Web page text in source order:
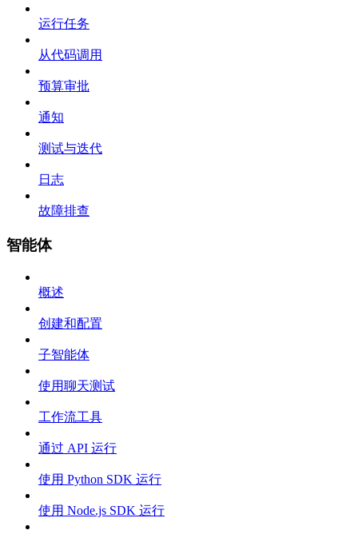
运行任务
从代码调用
预算审批
通知
测试与迭代
日志
故障排查
智能体
概述
创建和配置
子智能体
使用聊天测试
工作流工具
通过 API 运行
使用 Python SDK 运行
使用 Node.js SDK 运行